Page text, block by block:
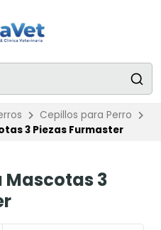
Cepillos para Perro
3 Piezas Furmaster
Mascotas 3